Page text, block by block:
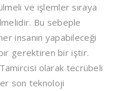
ve işlemler sıraya
Bu sebeple
insanın yapabileceği
gerektiren bir iştir.
Tamircisi olarak tecrübeli
son teknoloji